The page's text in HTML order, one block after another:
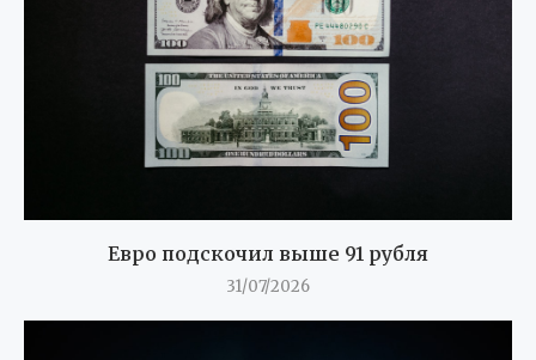
Евро подскочил выше 91 рубля
31/07/2026